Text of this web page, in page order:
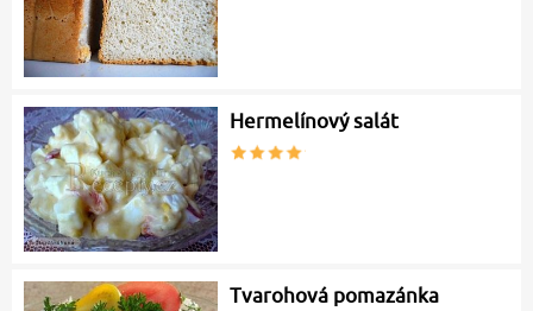
Hermelínový salát
Tvarohová pomazánka